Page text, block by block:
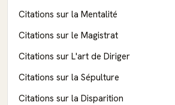
Citations sur la Mentalité
Citations sur le Magistrat
Citations sur L'art de Diriger
Citations sur la Sépulture
Citations sur la Disparition